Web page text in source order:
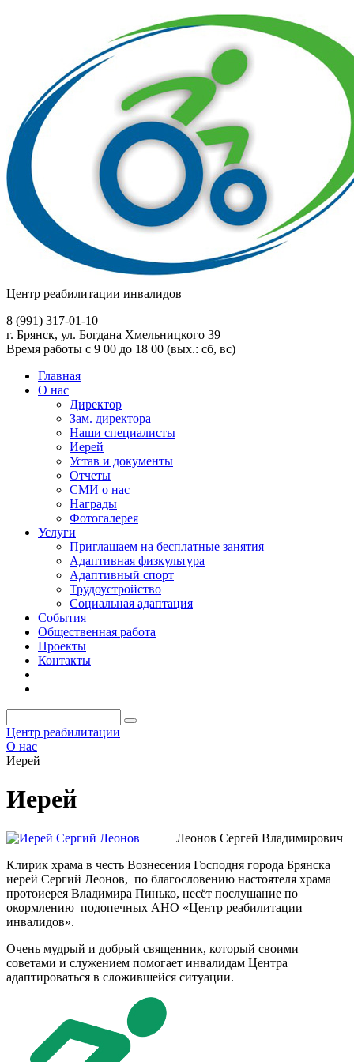
Центр реабилитации инвалидов
8 (991) 317-01-10
г. Брянск, ул. Богдана Хмельницкого 39
Время работы с 9 00 до 18 00 (вых.: сб, вс)
Главная
О нас
Директор
Зам. директора
Наши специалисты
Иерей
Устав и документы
Отчеты
СМИ о нас
Награды
Фотогалерея
Услуги
Приглашаем на бесплатные занятия
Адаптивная физкультура
Адаптивный спорт
Трудоустройство
Социальная адаптация
События
Общественная работа
Проекты
Контакты
Центр реабилитации
О нас
Иерей
Иерей
Леонов Сергей Владимирович
Клирик храма в честь Вознесения Господня города Брянска
иерей Сергий Леонов, по благословению настоятеля храма
протоиерея Владимира Пинько, несёт послушание по
окормлению подопечных АНО «Центр реабилитации
инвалидов».
Очень мудрый и добрый священник, который своими
советами и служением помогает инвалидам Центра
адаптироваться в сложившейся ситуации.